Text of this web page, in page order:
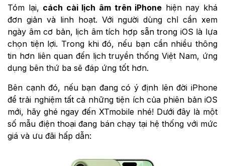
Tóm lại, cách cài lịch âm trên iPhone hiện nay khá
đơn giản và linh hoạt. Với người dùng chỉ cần xem
ngày âm cơ bản, lịch âm tích hợp sẵn trong iOS là lựa
chọn tiện lợi. Trong khi đó, nếu bạn cần nhiều thông
tin hơn liên quan đến lịch truyền thống Việt Nam, ứng
dụng bên thứ ba sẽ đáp ứng tốt hơn.
Bên cạnh đó, nếu bạn đang có ý định lên đời iPhone
để trải nghiệm tất cả những tiện ích của phiên bản iOS
mới, hãy ghé ngay đến XTmobile nhé! Dưới đây là một
số mẫu điện thoại đang bán chạy tại hệ thống với mức
giá và ưu đãi hấp dẫn: